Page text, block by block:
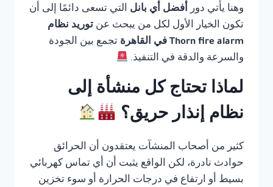
وهنا يأتي دور أفضل أي بانل التي تسعى دائمًا إلى أن
تكون الخيار الأول لكل من يبحث عن توريد نظام
Thorn fire alarm في القاهرة
تجمع بين الجودة
والسرعة والدقة في التنفيذ.
لماذا تحتاج كل منشأة إلى
نظام إنذار حريق؟
كثير من أصحاب المنشآت يعتقدون أن الحرائق
حوادث نادرة، لكن الواقع يثبت أن أي تماس كهربائي
بسيط أو ارتفاع في درجات الحرارة أو سوء تخزين